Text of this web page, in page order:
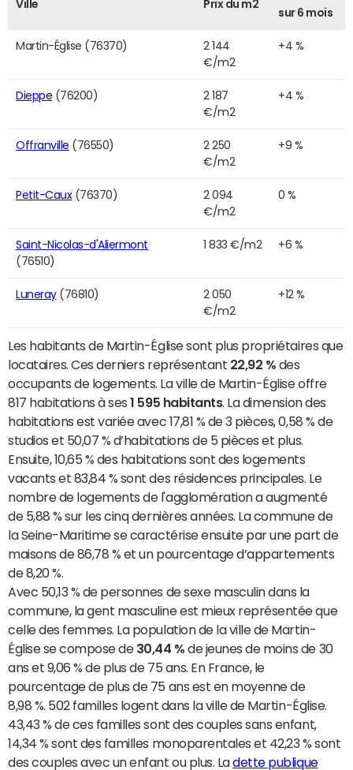
Ville Prix du m2
sur 6 mois
Martin-Église (76370)
2 144
€/m2
+4 %
Dieppe (76200)
2 187
€/m2
+4 %
Offranville (76550)
2 250
€/m2
+9 %
Petit-Caux(76370)
2 094
€/m2
0 %
Saint-Nicolas-d'Aliermont
(76510)
1 833 €/m2 +6 %
Luneray(76810)
2 050
€/m2
+12 %
Les habitants de Martin-Église sont plus propriétaires que
locataires. Ces derniers représentant 22,92 % des
occupants de logements. La ville de Martin-Église offre
817 habitations à ses1 595 habitants. La dimension des
habitations est variée avec 17,81 % de 3 pièces, 0,58 % de
studios et 50,07 % d’habitations de 5 pièces et plus.
Ensuite, 10,65 % des habitations sont des logements
vacants et 83,84 % sont des résidences principales. Le
nombre de logements de l'agglomération a augmenté
de 5,88 % sur les cinq dernières années. La commune de
la Seine-Maritime se caractérise ensuite par une part de
maisons de 86,78 % et un pourcentage d’appartements
de 8,20 %.
Avec 50,13 % de personnes de sexe masculin dans la
commune, la gent masculine est mieux représentée que
celle des femmes. La population de la ville de Martin-
Église se compose de 30,44 % de jeunes de moins de 30
ans et 9,06 % de plus de 75 ans. En France, le
pourcentage de plus de 75 ans est en moyenne de
8,98 %. 502 familles logent dans la ville de Martin-Église.
43,43 % de ces familles sont des couples sans enfant,
14,34 % sont des familles monoparentales et 42,23 % sont
des couples avec un enfant ou plus. Ladette publique